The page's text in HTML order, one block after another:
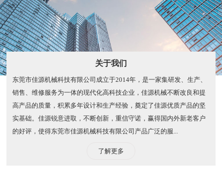
关于我们
东莞市佳源机械科技有限公司成立于2014年，是一家集研发、生产、
销售、维修服务为一体的现代化高科技企业，佳源机械不断改良和提
高产品的质量，积累多年设计和生产经验，奠定了佳源优质产品的坚
实基础。佳源锐意进取，不断创新，重信守诺，赢得国内外新老客户
的好评，使得东莞市佳源机械科技有限公司产品广泛的服...
了解更多